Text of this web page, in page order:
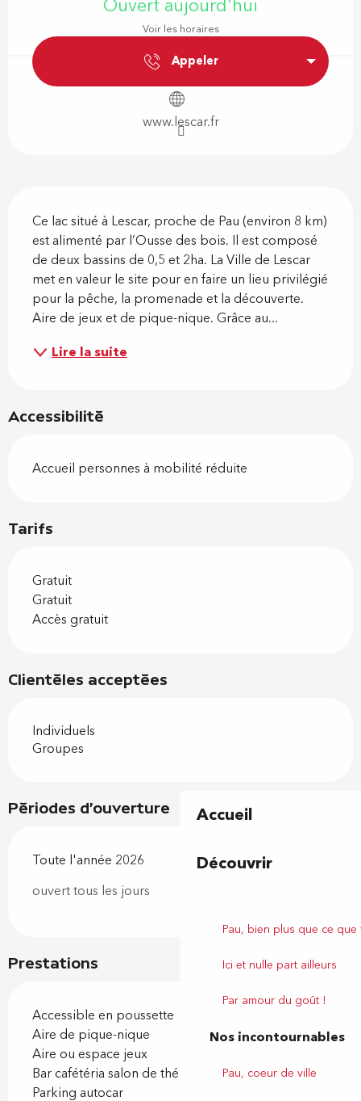
Accueil
Découvrir
Pau, bien plus que ce
Ici et nulle part ailleurs
Par amour du goût !
Nos incontournables
Pau, coeur de ville
Ouvert aujourd'hui
Voir les horaires
Appeler
www.lescar.fr
Ce lac situé à Lescar, proche de Pau (environ 8 km)
est alimenté par l’Ousse des bois. Il est composé
de deux bassins de 0,5 et 2ha. La Ville de Lescar
met en valeur le site pour en faire un lieu privilégié
pour la pêche, la promenade et la découverte.
Aire de jeux et de pique-nique. Grâce au...
Lire la suite
Prestations
Accessible en poussette
Aire de pique-nique
Aire ou espace jeux
Bar cafétéria salon de thé
Parking autocar
Accessibilité
Accueil personnes à mobilité réduite
Tarifs
Gratuit
Gratuit
Accès gratuit
Clientèles acceptées
Individuels
Groupes
Périodes d'ouverture
Toute l'année 2026
ouvert tous les jours